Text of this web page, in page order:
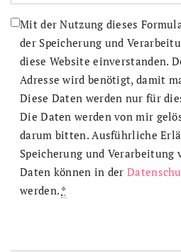
Mit der Nutzung dieses
der Speicherung und
diese Website einverstanden.
Adresse wird benötigt, damit
Diese Daten werden nur für
Die Daten werden von mir
darum bitten. Ausführliche
Speicherung und Verarbeitung
Daten können in der
werden. *